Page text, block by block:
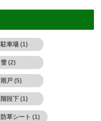
駐車場 (1)
雪 (2)
雨戸 (5)
階段下 (1)
防草シート (1)